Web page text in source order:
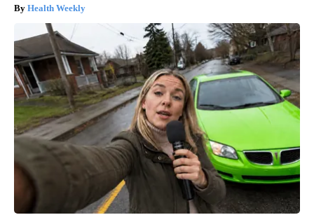
Health Weekly